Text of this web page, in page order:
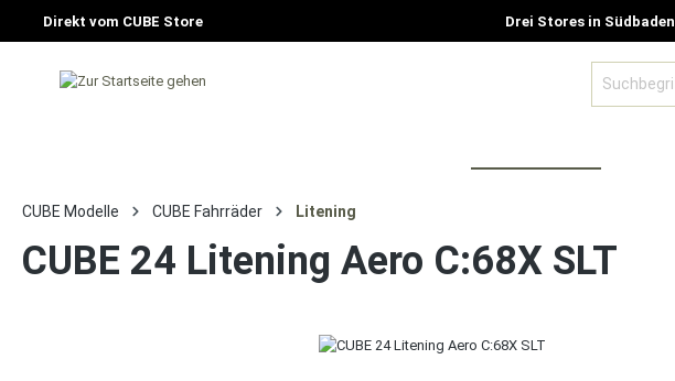
Direkt vom CUBE Store Drei Stores in Südbaden
CUBE Modelle CUBE Fahrräder Litening
CUBE 24 Litening Aero C:68X SLT